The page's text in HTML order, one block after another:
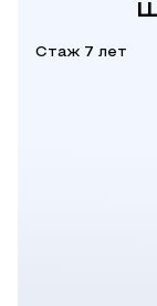
Стаж 7 лет